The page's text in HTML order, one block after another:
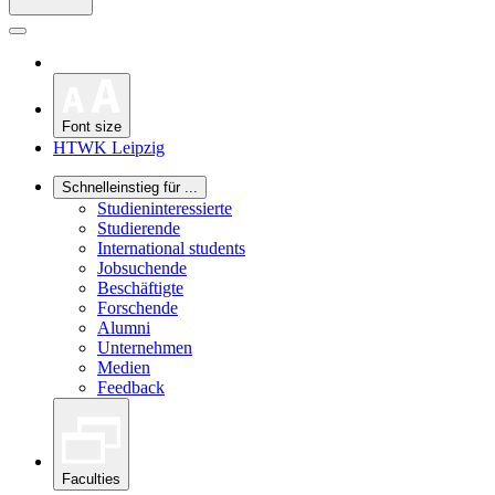
Font size
HTWK Leipzig
Schnelleinstieg für ...
Studieninteressierte
Studierende
International students
Jobsuchende
Beschäftigte
Forschende
Alumni
Unternehmen
Medien
Feedback
Faculties